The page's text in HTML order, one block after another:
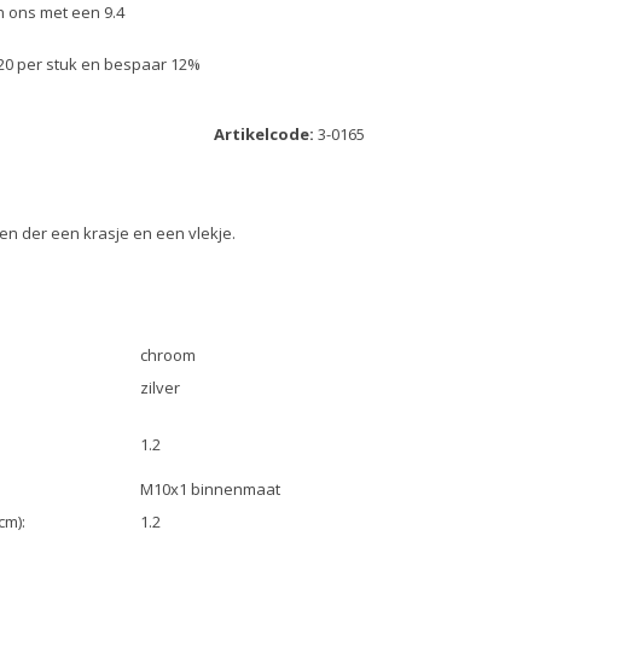
met een 9.4
per stuk en bespaar 12%
Artikelcode: 3-0165
der een krasje en een vlekje.
chroom
zilver
1.2
M10x1 binnenmaat
1.2